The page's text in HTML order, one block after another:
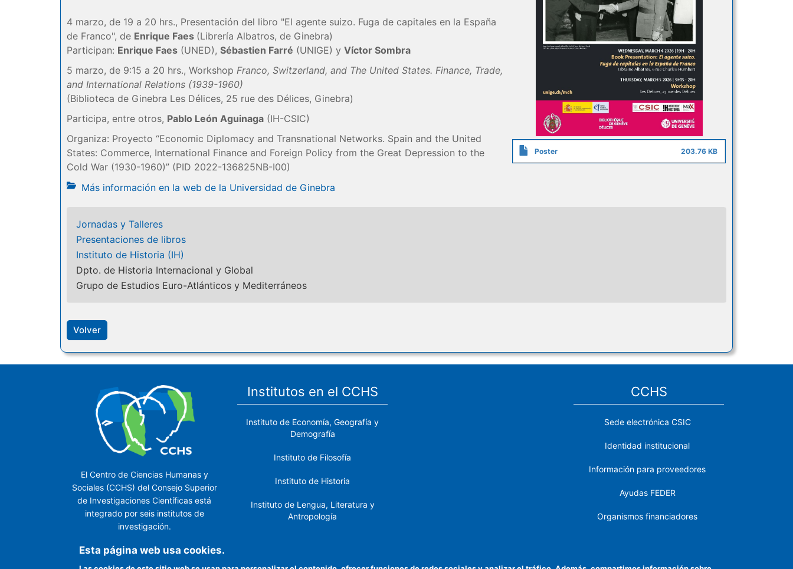
4 marzo, de 19 a 20 hrs., Presentación del libro "El agente suizo. Fuga de capitales en la España
de Franco", de Enrique Faes (Librería Albatros, de Ginebra)
Participan: Enrique Faes (UNED), Sébastien Farré (UNIGE) y Víctor Sombra
5 marzo, de 9:15 a 20 hrs., Workshop Franco, Switzerland, and The United States. Finance, Trade,
and International Relations (1939-1960)
(Biblioteca de Ginebra Les Délices, 25 rue des Délices, Ginebra)
Participa, entre otros, Pablo León Aguinaga (IH-CSIC)
Organiza: Proyecto “Economic Diplomacy and Transnational Networks. Spain and the United
States: Commerce, International Finance and Foreign Policy from the Great Depression to the
Cold War (1930-1960)” (PID 2022-136825NB-I00)
Poster 203.76 KB
Más información en la web de la Universidad de Ginebra
Jornadas y Talleres
Presentaciones de libros
Instituto de Historia (IH)
Dpto. de Historia Internacional y Global
Grupo de Estudios Euro-Atlánticos y Mediterráneos
Volver
El Centro de Ciencias Humanas y
Sociales (CCHS) del Consejo Superior
de Investigaciones Científicas está
integrado por seis institutos de
investigación.
Institutos en el CCHS
Instituto de Economía, Geografía y
Demografía
Instituto de Filosofía
Instituto de Historia
Instituto de Lengua, Literatura y
Antropología
Próximo
CCHS
Sede electrónica CSIC
Identidad institucional
Información para proveedores
Ayudas FEDER
Organismos financiadores
Cómo llegar
Esta página web usa cookies.